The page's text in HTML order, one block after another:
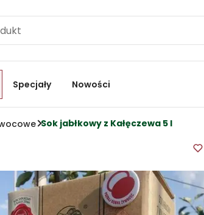
Specjały
Nowości
Sok jabłkowy z Kałęczewa 5 l